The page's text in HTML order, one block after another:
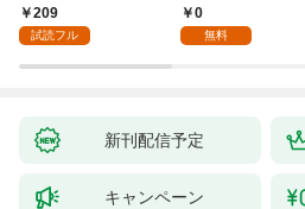
209
試読フル
側～【全年齢版】(1)
0
無料
新刊配信予定
キャンペーン